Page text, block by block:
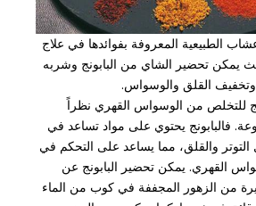
الطبيعية المعروفة بفوائدها في علاج
يمكن تحضير الشاي من البابونج وشربه
وتخفيف القلق والوسواس.
للتخلص من الوسواس القهري نظراً
فالبابونج يحتوي على مواد تساعد في
التوتر والقلق، مما يساعد على التحكم في
القهري. يمكن تحضير البابونج عن
من الزهور المجففة في كوب من الماء